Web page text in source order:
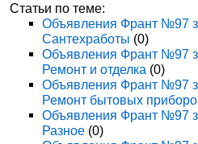
Статьи по теме:
Объявления Франт №97
Сантехработы (0)
Объявления Франт №97
Ремонт и отделка (0)
Объявления Франт №97
Ремонт бытовых
Объявления Франт №97
Разное (0)